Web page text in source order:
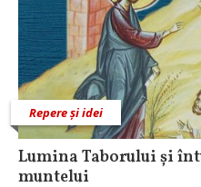
Repere și idei
Lumina Taborului și
muntelui